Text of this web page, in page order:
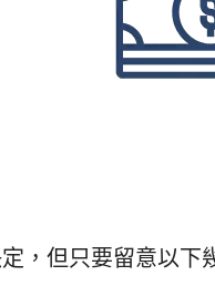
，但只要留意以下